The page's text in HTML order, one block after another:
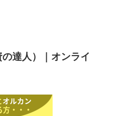
達人）｜オンライ